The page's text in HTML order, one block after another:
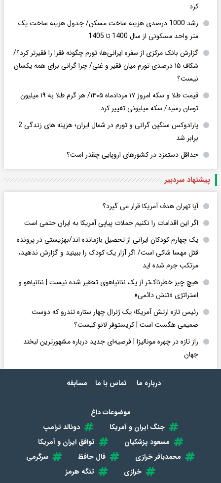
کرد
رشد 1000 درصدی هزینه ساخت مسکن/ جدول هزینه ساخت یک
متر واحد مسکونی از سال 1400 تا 1405
گزارش بانک مرکزی از سفره ایرانی‌ها؛ تورم چگونه فقرا را فقیرتر کرد؟/
شکاف ۱۵ درصدی تورم میان فقیر و غنی/ چرا گرانی برای همه یکسان
نیست؟
قیمت طلا و سکه امروز ۱۷ مردادماه ۱۴۰۵/ هر گرم طلا به ۱۹ میلیون
تومان رسید/ سکه میلیونی تغییر کرد
پارادوکس سنگین گرانی و تورم در شمال ایران؛ هزینه های زندگی 2
برابر ‌شد
حداقل دستمزد در کشورهای اروپایی چقدر است؟
پیشنهاد سردبیر
آیا تهران هدف آمریکا قرار می گیرد؟
اگر این اقدامات را نکنیم حملات پیاپی آمریکا به ایران حتمی است
یک چهارم کودکان ایرانی از تحصیل بازمانده اند/بهزیستی در پرونده
قتل مهسا شاکی است/ اگر آزار یک کودک را ببینید و گزارش ندهید،
مرتکب جرم شده اید
هیچ چیز خطرناک‌تر از یک نتانیاهوی تحقیر شده نیست | نتانیاهو و
استراتژی «تنش دائمی»
رئیس تازه ارتش آمریکا؛ یک ژنرال چهار ستاره تندرو که دوست
صمیمی هگست است | کریستوفر لانو کیست؟
راز تازه در چهره مونالیزا | فرضیه‌ای جدید درباره مشهورترین لبخند
جهان
درباره ما تماس با ما مسابقه
موضوعات داغ
جنگ ایران و آمریکا
دونالد ترامپ
مسعود پزشکیان
توافق ایران و آمریکا
محمدباقر خرازی
فال حافظ
سرگرمی
خرازی
تنگه هرمز